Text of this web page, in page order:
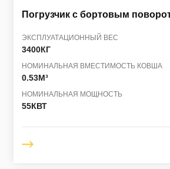
Погрузчик с бортовым
ЭКСПЛУАТАЦИОННЫЙ ВЕС
3400КГ
НОМИНАЛЬНАЯ ВМЕСТИМОСТЬ КОВША
0.53M³
НОМИНАЛЬНАЯ МОЩНОСТЬ
55КВТ